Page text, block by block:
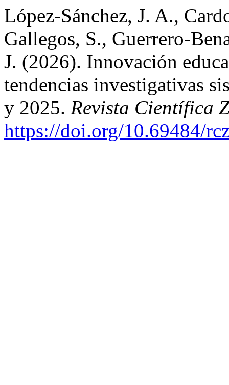
López-Sánchez, J. A.,
Gallegos, S., Guerrero-
J. (2026). Innovación
tendencias investigativas
y 2025. Revista Científica
https://doi.org/10.69484/